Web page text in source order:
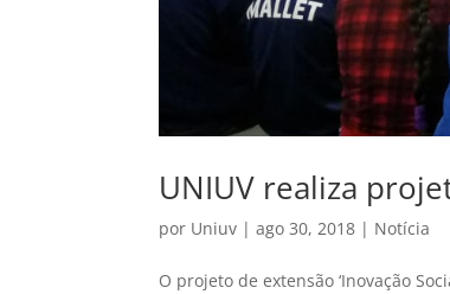
UNIUV realiza
por Uniuv |ago 30, 2018 | Notícia
O projeto de extensão ‘Inovação